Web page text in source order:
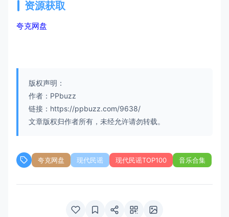
资源获取
夸克网盘
版权声明：
作者：PPbuzz
链接：https://ppbuzz.com/9638/
文章版权归作者所有，未经允许请勿转载。
夸克网盘 现代民谣 现代民谣TOP100 音乐合集